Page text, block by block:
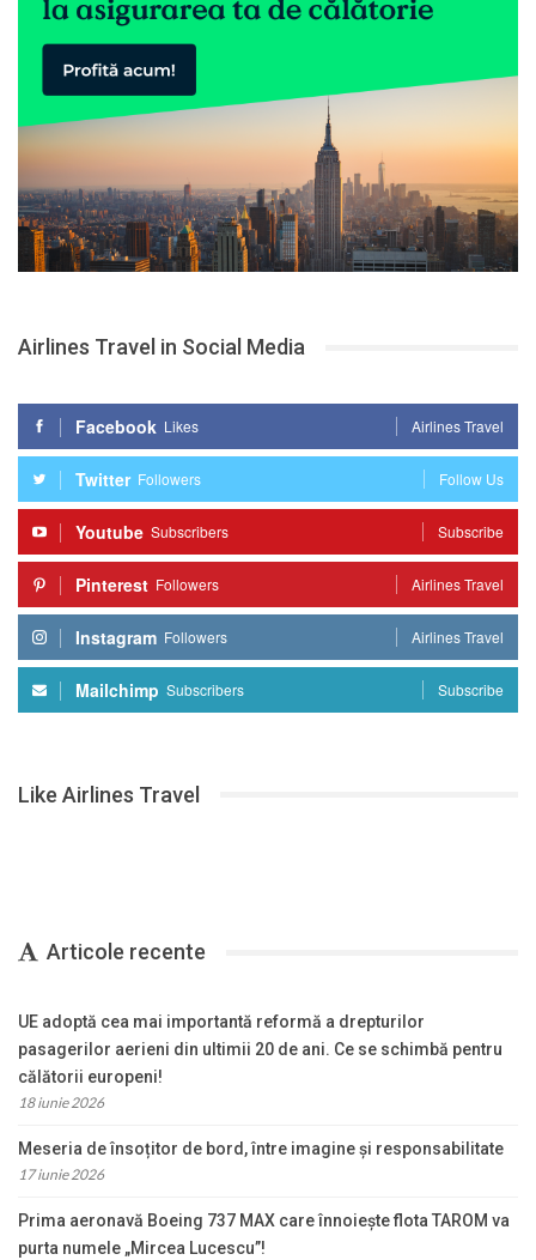
Airlines Travel in Social Media
Facebook Likes Airlines Travel
Twitter Followers Follow Us
Youtube Subscribers Subscribe
Pinterest Followers Airlines Travel
Instagram Followers Airlines Travel
Mailchimp Subscribers Subscribe
Like Airlines Travel
Articole recente
UE adoptă cea mai importantă reformă a drepturilor
pasagerilor aerieni din ultimii 20 de ani. Ce se schimbă pentru
călătorii europeni!
18 iunie 2026
Meseria de însoțitor de bord, între imagine și responsabilitate
17 iunie 2026
Prima aeronavă Boeing 737 MAX care înnoiește flota TAROM va
purta numele „Mircea Lucescu”!